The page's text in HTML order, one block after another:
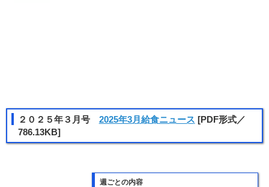
２０２５年３月号 2025年3月給食ニュース [PDF形式／
786.13KB]
週ごとの内容